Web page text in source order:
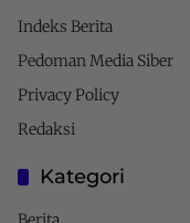
Indeks Berita
Pedoman Media Siber
Privacy Policy
Redaksi
Kategori